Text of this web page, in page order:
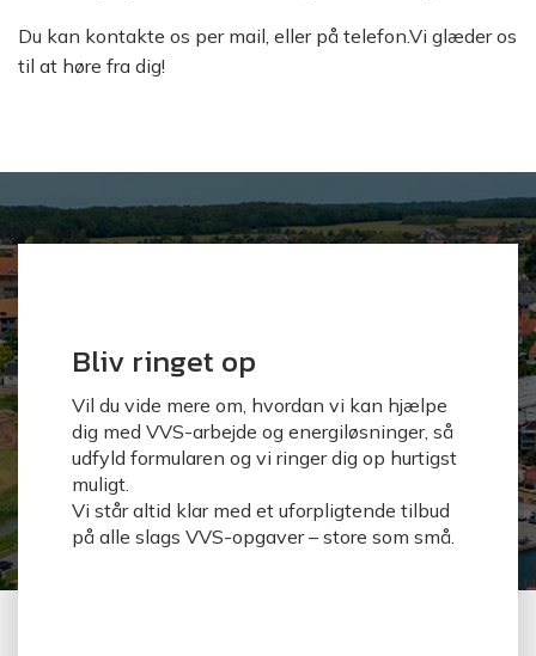
Du kan kontakte os per mail, eller på telefon.Vi glæder os
til at høre fra dig!
Bliv ringet op
Vil du vide mere om, hvordan vi kan hjælpe
dig med VVS-arbejde og energiløsninger, så
udfyld formularen og vi ringer dig op hurtigst
muligt.
Vi står altid klar med et uforpligtende tilbud
på alle slags VVS-opgaver – store som små.